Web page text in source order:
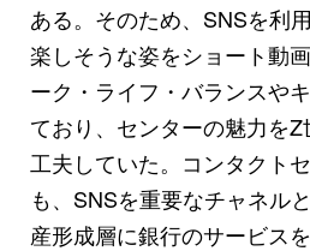
ある。そのため、SNSを利
楽しそうな姿をショート動
ーク・ライフ・バランスや
ており、センターの魅力を
工夫していた。コンタクト
も、SNSを重要なチャネル
産形成層に銀行のサービス